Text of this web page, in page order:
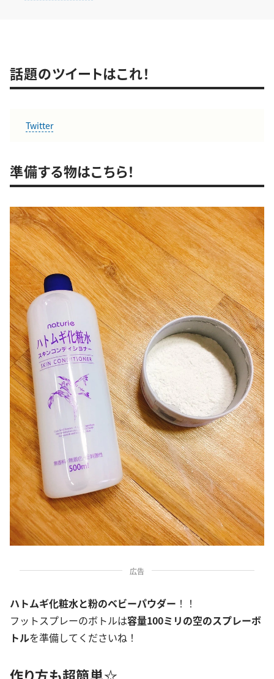
話題のツイートはこれ！
Twitter
準備する物はこちら！
広告
ハトムギ化粧水と粉のベビーパウダー ！！
フットスプレーのボトルは容量100ミリの空のスプレーボ
トルを準備してくださいね！
作り方も超簡単☆